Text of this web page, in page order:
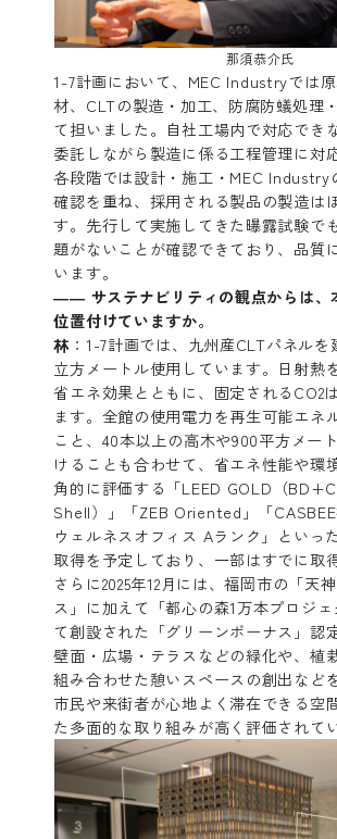
那須恭介氏
1-7計画において、MEC Industryでは
材、CLTの製造・加工、防腐防蟻処理
て担いました。自社工場内で対応でき
委託しながら製造に係る工程管理に対
各段階では設計・施工・MEC Industry
確認を重ね、採用される製品の製造は
す。先行して実施してきた曝露試験で
題がないことが確認できており、品質
います。
―― サステナビリティの観点からは、
位置付けていますか。
林 ：1-7計画では、九州産CLTパネルを
立方メートル使用しています。日射熱
省エネ効果とともに、固定されるCO2
ます。全館の使用電力を再生可能エネ
こと、40本以上の高木や900平方メー
けることも合わせて、省エネ性能や環
角的に評価する「LEED GOLD（
Shell）」「ZEB Oriented」「
ウェルネスオフィス Aランク」といっ
取得を予定しており、一部はすでに取
さらに2025年12月には、福岡市の「天
ス」に加えて「都心の森1万本プロジ
て創設された「グリーンボーナス」認
壁面・広場・テラスなどの緑化や、植
組み合わせた憩いスペースの創出など
市民や来街者が心地よく滞在できる空
た多面的な取り組みが高く評価されて